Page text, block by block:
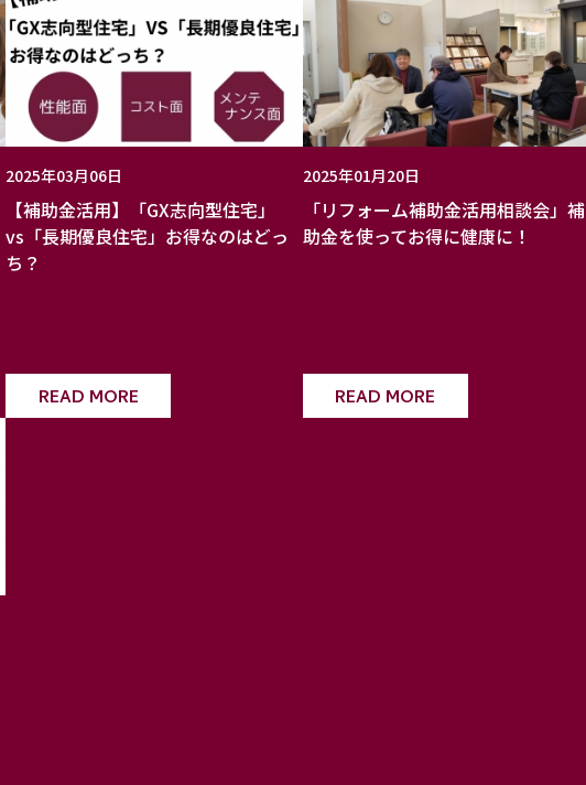
2025年03月06日
【補助金活用】「GX志向型住宅」
vs「長期優良住宅」お得なのはどっ
ち？
READ MORE
2025年01月20日
「リフォーム補助金活用相談会」補
助金を使ってお得に健康に！
READ MORE